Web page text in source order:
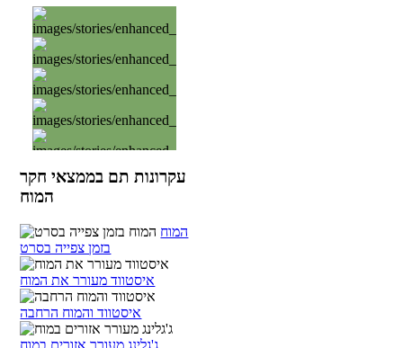
עקרונות תם בממצאי חקר
המוח
המוח
בזמן צפייה בסרט
איסטווד מעורר את המוח
איסטווד והמוח הרחבה
ג'גלינג מעורר אזורים במוח